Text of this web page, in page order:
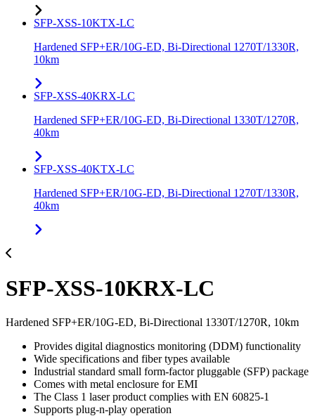
SFP-XSS-10KTX-LC
Hardened SFP+ER/10G-ED, Bi-Directional 1270T/1330R,
10km
SFP-XSS-40KRX-LC
Hardened SFP+ER/10G-ED, Bi-Directional 1330T/1270R,
40km
SFP-XSS-40KTX-LC
Hardened SFP+ER/10G-ED, Bi-Directional 1270T/1330R,
40km
SFP-XSS-10KRX-LC
Hardened SFP+ER/10G-ED, Bi-Directional 1330T/1270R, 10km
Provides digital diagnostics monitoring (DDM) functionality
Wide specifications and fiber types available
Industrial standard small form-factor pluggable (SFP) package
Comes with metal enclosure for EMI
The Class 1 laser product complies with EN 60825-1
Supports plug-n-play operation